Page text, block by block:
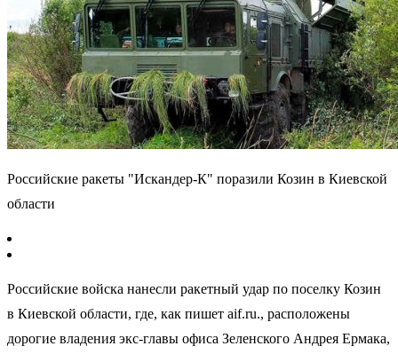
Российские ракеты "Искандер-К" поразили Козин в Киевской
области
Российские войска нанесли ракетный удар по поселку Козин
в Киевской области, где, как пишет aif.ru., расположены
дорогие владения экс-главы офиса Зеленского Андрея Ермака,